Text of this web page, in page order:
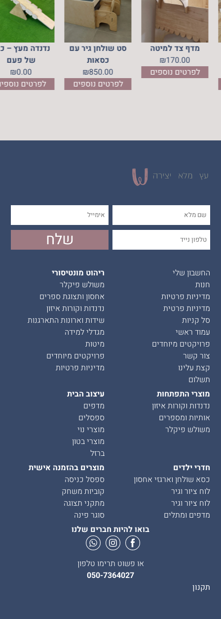
סט שולחן גיר עם
לפרטים נוספים
מדף צד למיטה
לפרטים נוספים
פרספקס
החשבון שלי
חנות
מדיניות פרטיות
מדיניות פרטית
סל קניות
עמוד ראשי
פרויקטים מיוחדים
צור קשר
קצת עלינו
תשלום
ריהוט מונטיסורי
משולש פיקלר
אחסון ותצוגת ספרים
נדנדות וקורות איזון
שידות וארונות התארגנות
מגדלי למידה
מיטות
פרויקטים מיוחדים
מדיניות פרטיות
מוצרי התפתחות
נדנדות וקורות איזון
אותיות ומספרים
משולש פיקלר
עיצוב הבית
מדפים
ספסלים
מוצרי נוי
מוצרי בטון
ברזל
חדרי ילדים
כסא שולחן וארגזי אחסון
לוח ציור וגיר
לוח ציור וגיר
מדפים ומתלים
מוצרים בהזמנה אישית
ספסל כניסה
קוביות משחק
מתקני תצוגה
סוגר פינה
בואו להיות חברים שלנו
או פשוט תרימו טלפון
050-7364027
תקנון